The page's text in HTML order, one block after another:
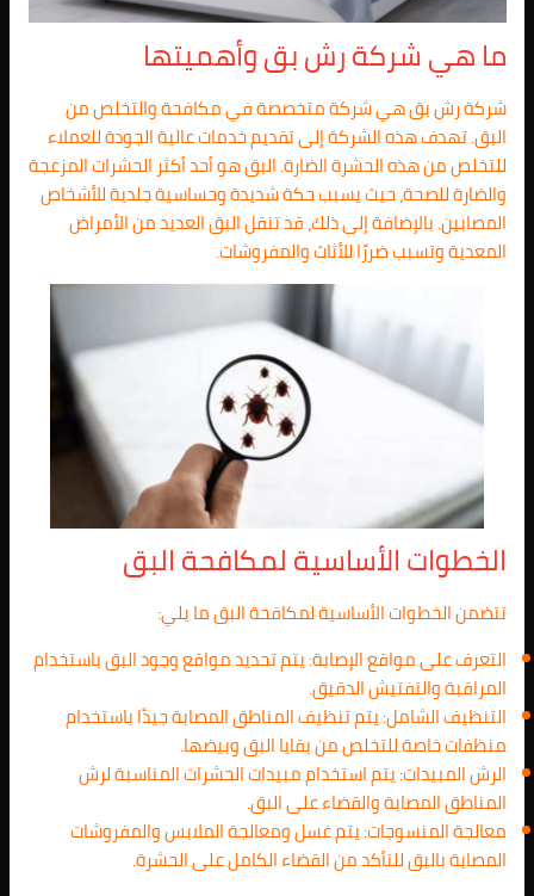
ما هي شركة رش بق وأهميتها
شركة رش بق هي شركة متخصصة في مكافحة والتخلص من
البق. تهدف هذه الشركة إلى تقديم خدمات عالية الجودة للعملاء
للتخلص من هذه الحشرة الضارة. البق هو أحد أكثر الحشرات المزعجة
والضارة للصحة، حيث يسبب حكة شديدة وحساسية جلدية للأشخاص
المصابين. بالإضافة إلى ذلك، قد تنقل البق العديد من الأمراض
المعدية وتسبب ضررًا للأثاث والمفروشات.
الخطوات الأساسية لمكافحة البق
تتضمن الخطوات الأساسية لمكافحة البق ما يلي:
التعرف على مواقع الإصابة: يتم تحديد مواقع وجود البق باستخدام
المراقبة والتفتيش الدقيق.
التنظيف الشامل: يتم تنظيف المناطق المصابة جيدًا باستخدام
منظفات خاصة للتخلص من بقايا البق وبيضها.
الرش المبيدات: يتم استخدام مبيدات الحشرات المناسبة لرش
المناطق المصابة والقضاء على البق.
معالجة المنسوجات: يتم غسل ومعالجة الملابس والمفروشات
المصابة بالبق للتأكد من القضاء الكامل على الحشرة.